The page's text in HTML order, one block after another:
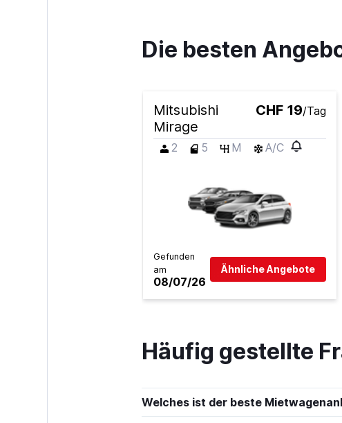
Bizcar Rental
Sunnycars
Die besten
Mitsubishi
Mirage
CHF 19/Tag
2 5 M A/C
Gefunden
am
08/07/26
Ähnliche Angebote
Häufig gestellte
Welches ist der beste